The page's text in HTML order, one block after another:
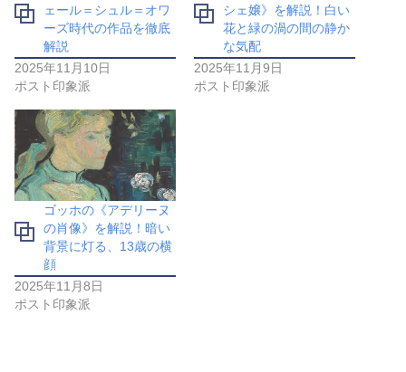
ェール＝シュル＝オワ
ーズ時代の作品を徹底
解説
2025年11月10日
ポスト印象派
シェ嬢》を解説！白い
花と緑の渦の間の静か
な気配
2025年11月9日
ポスト印象派
ゴッホの《アデリーヌ
の肖像》を解説！暗い
背景に灯る、13歳の横
顔
2025年11月8日
ポスト印象派